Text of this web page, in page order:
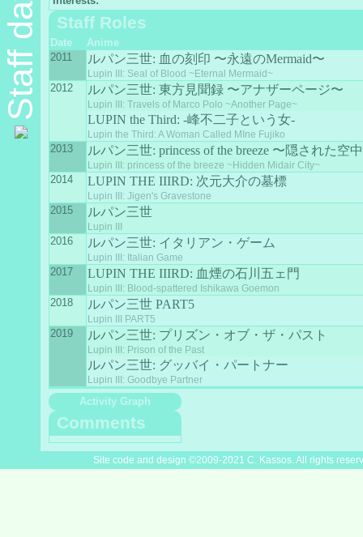
Staff data Staff Roles
Date
Anime
2011
ルパン三世: 血の刻印 〜永遠のMermaid〜
Lupin III: Seal of Blood ~Eternal Mermaid~
2012 ルパン三世: 東方見聞録 〜アナザーページ〜
Lupin III: Travels of Marco Polo ~Another Page~
LUPIN the Third: -峰不二子という女-
Lupin the Third: A Woman Called MIne Fujiko
2013 ルパン三世: princess of the breeze 〜隠された空
Lupin III: princess of the breeze ~Hidden Midair City~
2014 LUPIN THE IIIRD: 次元大介の墓標
Lupin III: Jigen's Gravestone
2015 ルパン三世
Lupin III
2016 ルパン三世: イタリアン・ゲーム
Lupin III: Italian Game
2017 LUPIN THE IIIRD: 血煙の石川五ェ門
Lupin III: Blood-spattered Ishikawa Goemon
2018 ルパン三世 PART5
Lupin III PART5
2019 ルパン三世: プリズン・オブ・ザ・パスト
Lupin III: Prison of the Past
ルパン三世: グッバイ・パートナー
Lupin III: Goodbye Partner
Activity Graph
Comments
Site code and design ©2009-2021 C. Kassos. All rights